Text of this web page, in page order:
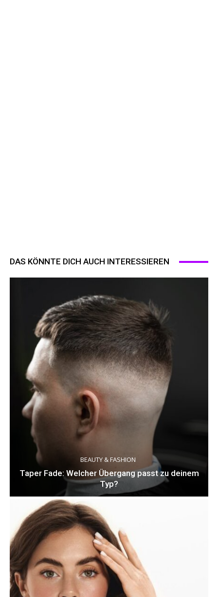
DAS KÖNNTE DICH AUCH INTERESSIEREN
BEAUTY & FASHION
Taper Fade: Welcher Übergang passt zu deinem
Typ?